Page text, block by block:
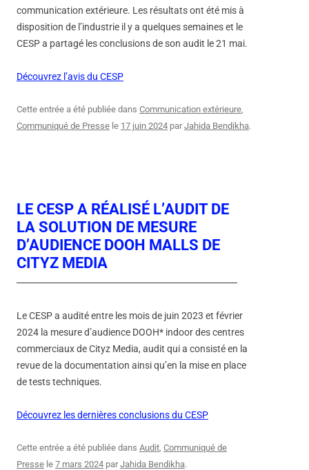
communication extérieure. Les résultats ont été mis à
disposition de l’industrie il y a quelques semaines et le
CESP a partagé les conclusions de son audit le 21 mai.
Découvrez l’avis du CESP
Cette entrée a été publiée dans Communication extérieure,
Communiqué de Presse le 17 juin 2024 parJahida Bendikha.
LE CESP A RÉALISÉ L’AUDIT DE
LA SOLUTION DE MESURE
D’AUDIENCE DOOH MALLS DE
CITYZ MEDIA
Le CESP a audité entre les mois de juin 2023 et février
2024 la mesure d’audience DOOH* indoor des centres
commerciaux de Cityz Media, audit qui a consisté en la
revue de la documentation ainsi qu’en la mise en place
de tests techniques.
Découvrez les dernières conclusions du CESP
Cette entrée a été publiée dans Audit, Communiqué de
Presse le 7 mars 2024 parJahida Bendikha.